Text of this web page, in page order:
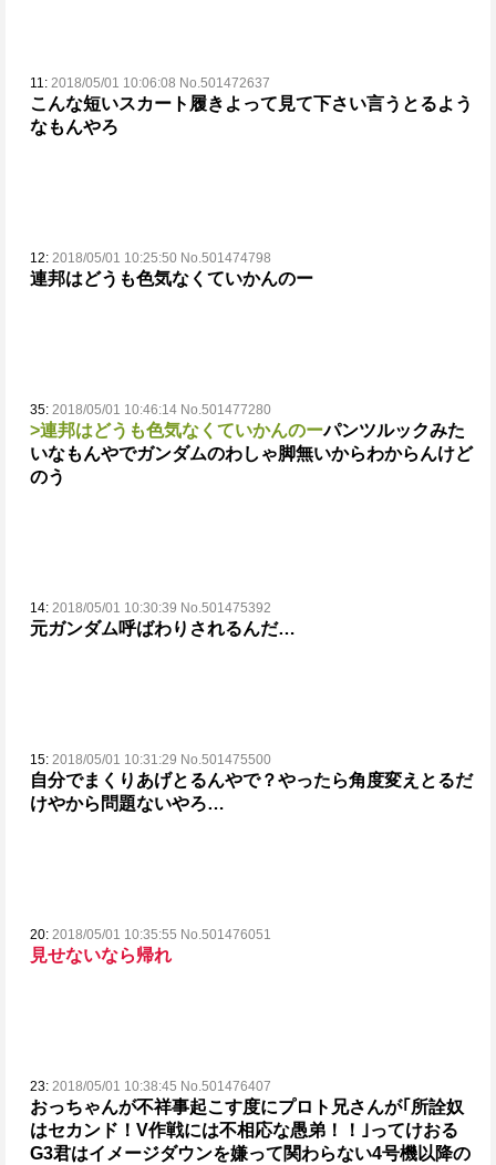
11: 2018/05/01 10:06:08 No.501472637
こんな短いスカート履きよって 見て下さい言うとるよう
なもんやろ
12: 2018/05/01 10:25:50 No.501474798
連邦はどうも色気なくていかんのー
35: 2018/05/01 10:46:14 No.501477280
>連邦はどうも色気なくていかんのーパンツルックみた
いなもんやでガンダムのわしゃ脚無いからわからんけど
のう
14: 2018/05/01 10:30:39 No.501475392
元ガンダム呼ばわりされるんだ…
15: 2018/05/01 10:31:29 No.501475500
自分でまくりあげとるんやで？やったら角度変えとるだ
けやから問題ないやろ…
20: 2018/05/01 10:35:55 No.501476051
見せないなら帰れ
23: 2018/05/01 10:38:45 No.501476407
おっちゃんが不祥事起こす度にプロト兄さんが｢所詮奴
はセカンド！V作戦には不相応な愚弟！！｣ってけおる
G3君はイメージダウンを嫌って関わらない4号機以降の